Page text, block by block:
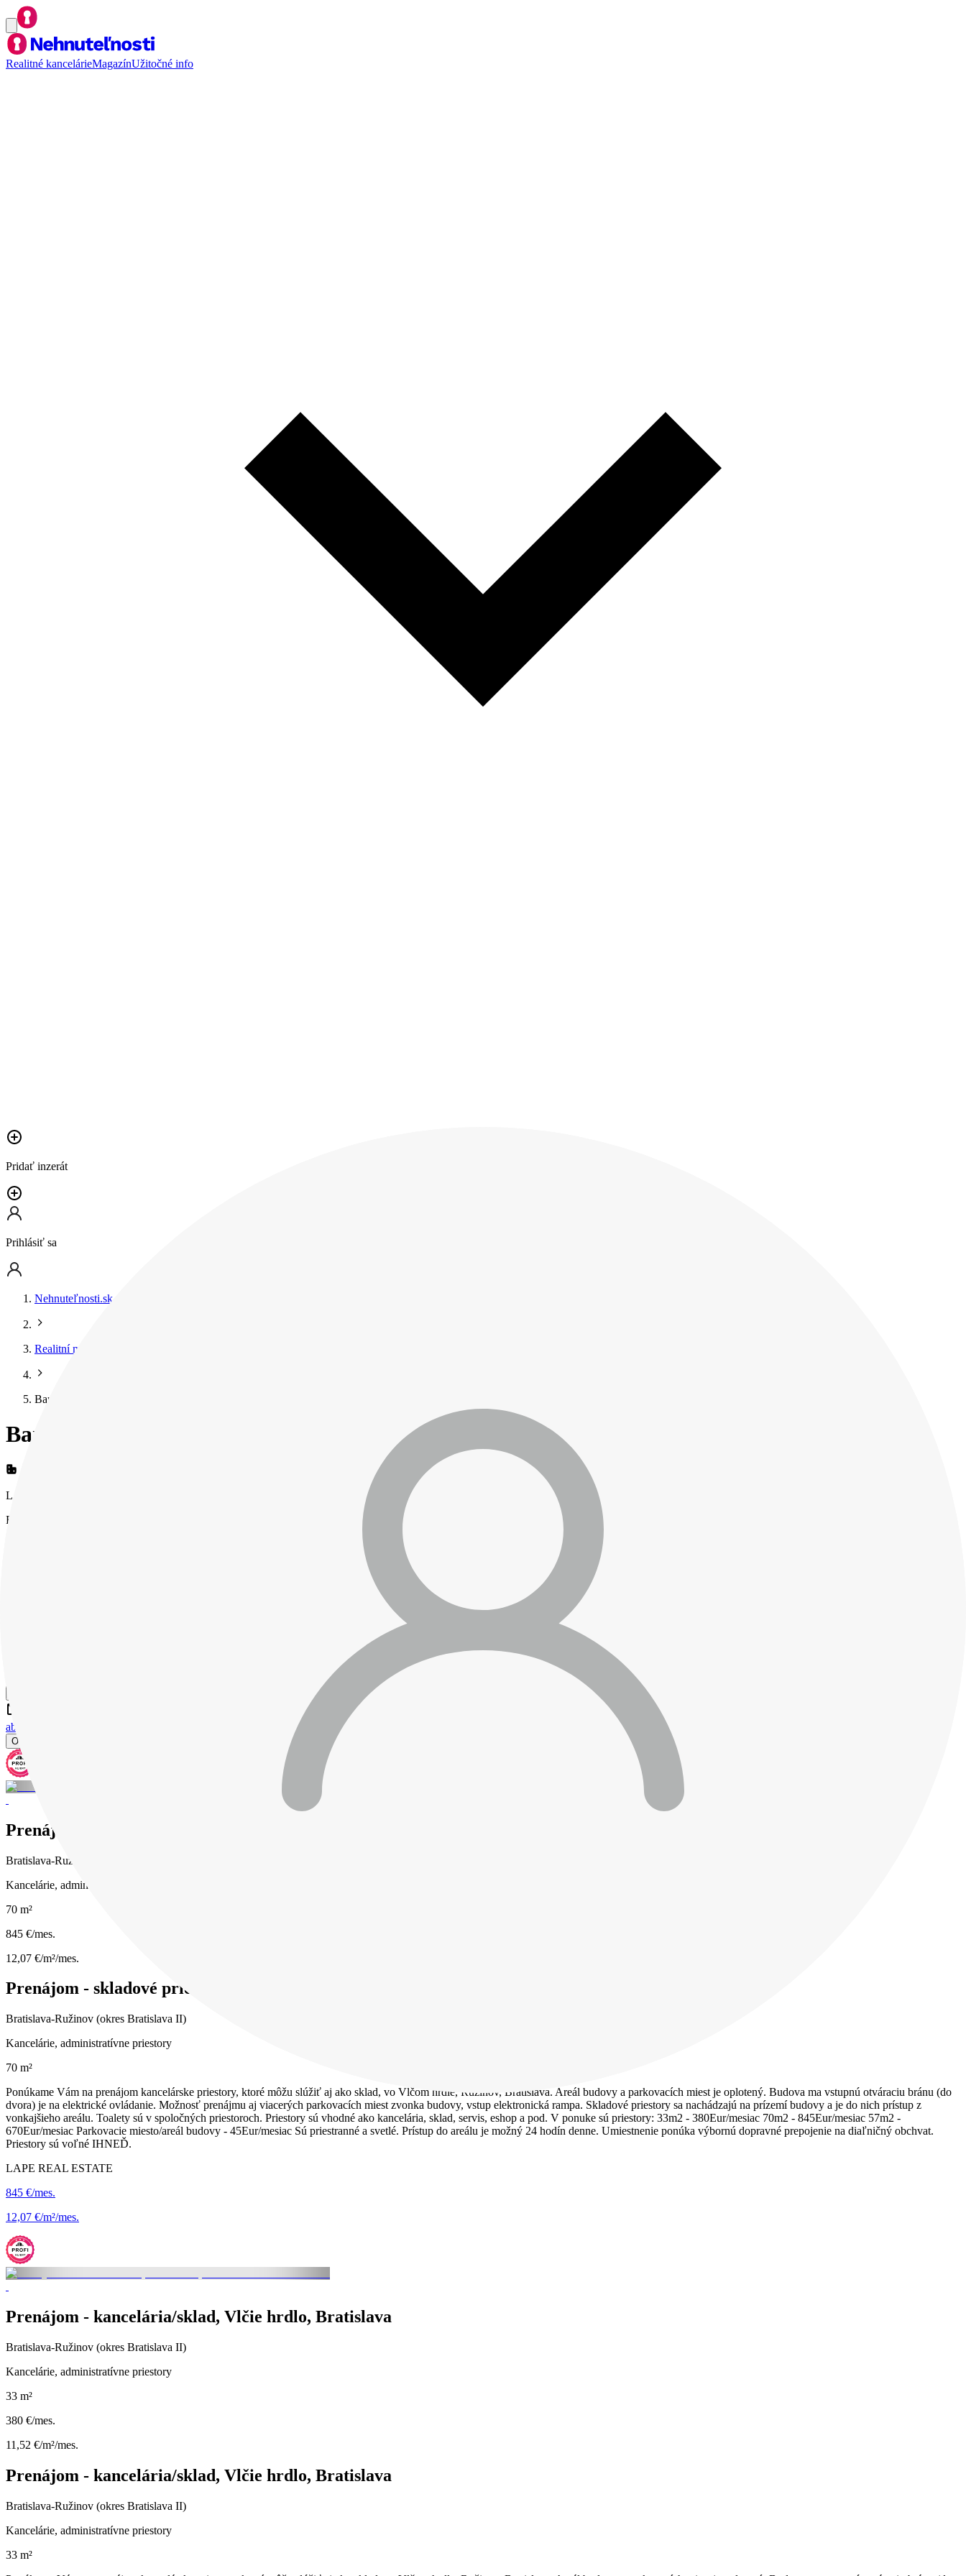
Realitné kancelárieMagazínUžitočné info
Pridať inzerát
Prihlásiť sa
Nehnuteľnosti.sk
Realitní makléri
Barbora Plekancová
Barbora Plekancová
LAPE REAL ESTATE
Barbora Plekancová
about
O maklérovi
Prenájom - skladové priestory/kancelária, Vlčie hrdlo, Bratislava
Bratislava-Ružinov (okres Bratislava II)
Kancelárie, administratívne priestory
70 m²
845 €/mes.
12,07 €/m²/mes.
Prenájom - skladové priestory/kancelária, Vlčie hrdlo, Bratislava
Bratislava-Ružinov (okres Bratislava II)
Kancelárie, administratívne priestory
70 m²
Ponúkame Vám na prenájom kancelárske priestory, ktoré môžu slúžiť aj ako sklad, vo Vlčom hrdle, Ružinov, Bratislava. Areál budovy a parkovacích miest je oplotený. Budova ma vstupnú otváraciu bránu (do
dvora) je na elektrické ovládanie. Možnosť prenájmu aj viacerých parkovacích miest zvonka budovy, vstup elektronická rampa. Skladové priestory sa nachádzajú na prízemí budovy a je do nich prístup z
vonkajšieho areálu. Toalety sú v spoločných priestoroch. Priestory sú vhodné ako kancelária, sklad, servis, eshop a pod. V ponuke sú priestory: 33m2 - 380Eur/mesiac 70m2 - 845Eur/mesiac 57m2 -
670Eur/mesiac Parkovacie miesto/areál budovy - 45Eur/mesiac Sú priestranné a svetlé. Prístup do areálu je možný 24 hodín denne. Umiestnenie ponúka výbornú dopravné prepojenie na diaľničný obchvat.
Priestory sú voľné IHNEĎ.
LAPE REAL ESTATE
845 €/mes.
12,07 €/m²/mes.
Prenájom - kancelária/sklad, Vlčie hrdlo, Bratislava
Bratislava-Ružinov (okres Bratislava II)
Kancelárie, administratívne priestory
33 m²
380 €/mes.
11,52 €/m²/mes.
Prenájom - kancelária/sklad, Vlčie hrdlo, Bratislava
Bratislava-Ružinov (okres Bratislava II)
Kancelárie, administratívne priestory
33 m²